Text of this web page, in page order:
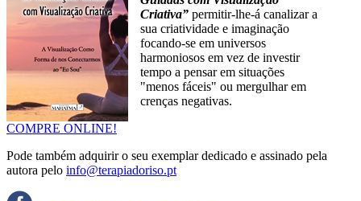
Criativa” permitir-lhe-á canalizar a
sua criatividade e imaginação
focando-se em universos
harmoniosos em vez de investir
tempo a pensar em situações
"menos fáceis" ou mergulhar em
crenças negativas.
COMPRE ONLINE!
Pode também adquirir o seu exemplar dedicado e assinado pela
autora pelo info@terapiadoriso.pt